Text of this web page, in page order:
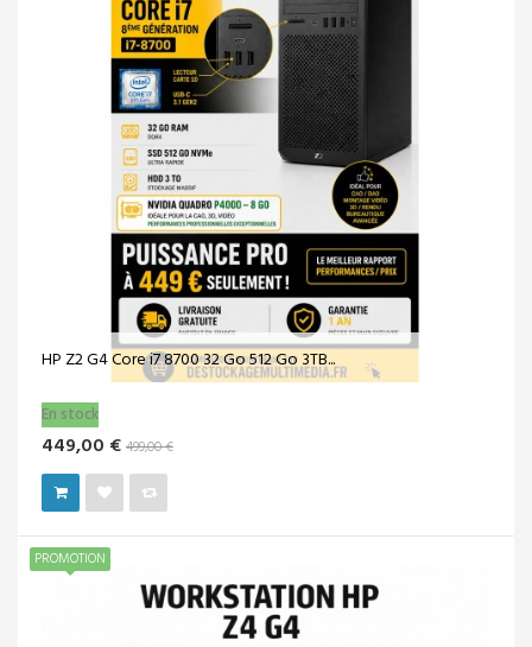
Workstation HP Z4 G4 i7-9800X | 64Go RAM |...
En stock
699,00 € 1 690,00 €
PROMOTION